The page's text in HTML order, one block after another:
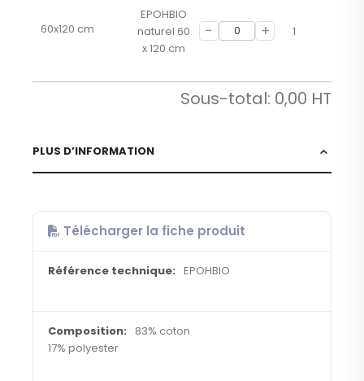
60x120 cm
EPOHBIO
naturel 60
x 120 cm
1
Sous-total: 0,00
PLUS D’INFORMATION
Télécharger la fiche produit
EPOHBIO
83% coton
17% polyester